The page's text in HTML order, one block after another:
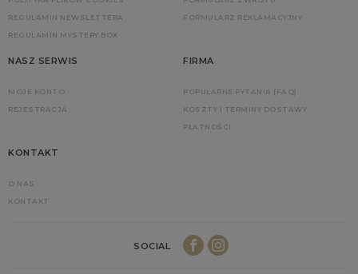
REGULAMIN NEWSLETTERA
REGULAMIN MYSTERY BOX
FORMULARZ REKLAMACYJNY
NASZ SERWIS
MOJE KONTO
REJESTRACJA
FIRMA
POPULARNE PYTANIA (FAQ)
KOSZTY I TERMINY DOSTAWY
PŁATNOŚCI
KONTAKT
O NAS
KONTAKT
SOCIAL